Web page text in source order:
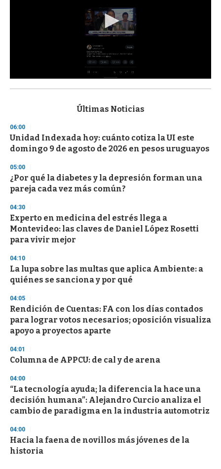
s
d
s
o
f
3
s
e
c
n
d
s
Últimas Noticias
06:00
Unidad Indexada hoy: cuánto cotiza la UI este
domingo 9 de agosto de 2026 en pesos uruguayos
05:00
¿Por qué la diabetes y la depresión forman una
pareja cada vez más común?
04:30
Experto en medicina del estrés llega a
Montevideo: las claves de Daniel López Rosetti
para vivir mejor
04:10
La lupa sobre las multas que aplica Ambiente: a
quiénes se sanciona y por qué
04:05
Rendición de Cuentas: FA con los días contados
para lograr votos necesarios; oposición visualiza
apoyo a proyectos aparte
04:01
Columna de APPCU: de cal y de arena
04:00
“La tecnología ayuda; la diferencia la hace una
decisión humana”: Alejandro Curcio analiza el
cambio de paradigma en la industria automotriz
04:00
Hacia la faena de novillos más jóvenes de la
historia